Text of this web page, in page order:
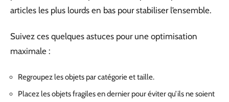
articles les plus lourds en bas pour stabiliser l’ensemble.
Suivez ces quelques astuces pour une optimisation
maximale :
Regroupez les objets par catégorie et taille.
Placez les objets fragiles en dernier pour éviter qu’ils ne soient